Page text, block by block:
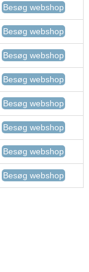
Besøg webshop
Besøg webshop
Besøg webshop
Besøg webshop
Besøg webshop
Besøg webshop
Besøg webshop
Besøg webshop